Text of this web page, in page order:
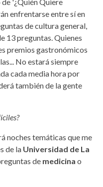
enfrentarse entre sí en
de cultura general,
13 preguntas. Quienes
premios gastronómicos
No estará siempre
cada media hora por
también de la gente
noches temáticas que me
de la Universidad de La
de medicina o